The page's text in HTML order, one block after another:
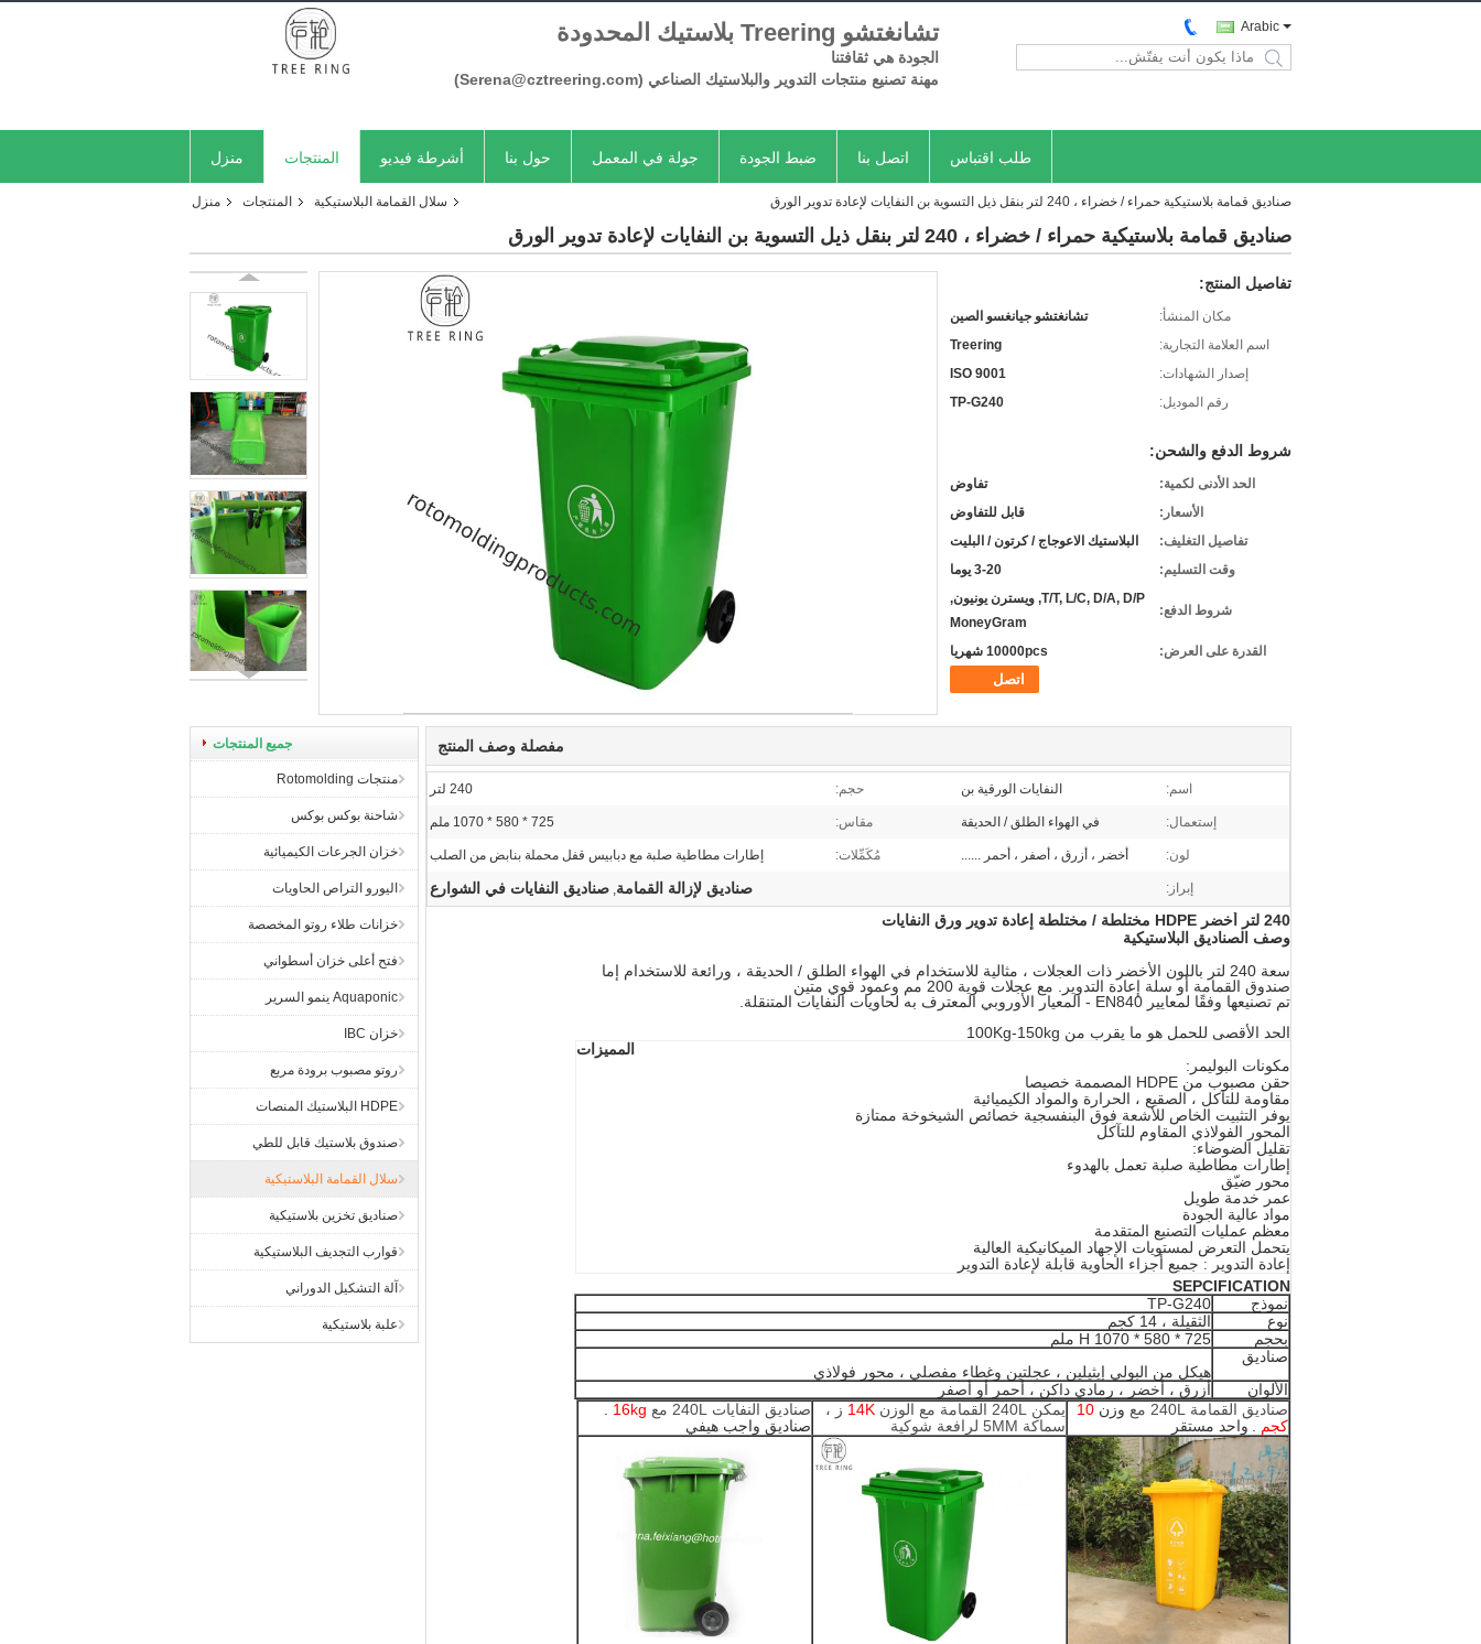
تشانغتشو Treering بلاستيك المحدودة
الجودة هي ثقافتنا
مهنة تصنيع منتجات التدوير والبلاستيك الصناعي (Serena@cztreering.com)
Arabic
search
منزل المنتجات أشرطة فيديو حول بنا جولة في المعمل ضبط الجودة اتصل بنا طلب اقتباس
منزل المنتجات سلال القمامة البلاستيكية صناديق قمامة بلاستيكية حمراء / خضراء ، 240 لتر بنقل ذيل التسوية بن النفايات لإعادة تدوير الورق
صناديق قمامة بلاستيكية حمراء / خضراء ، 240 لتر بنقل ذيل التسوية بن النفايات لإعادة تدوير الورق
تفاصيل المنتج:
مكان المنشأ:
تشانغتشو جيانغسو الصين
اسم العلامة التجارية:
Treering
إصدار الشهادات:
ISO 9001
رقم الموديل:
TP-G240
شروط الدفع والشحن:
الحد الأدنى لكمية:
تفاوض
الأسعار:
قابل للتفاوض
تفاصيل التغليف:
البلاستيك الاعوجاج / كرتون / البليت
وقت التسليم:
3-20 يوما
شروط الدفع:
T/T, L/C, D/A, D/P, ويسترن يونيون,
MoneyGram
القدرة على العرض:
10000pcs شهريا
اتصل
جميع المنتجات
منتجات Rotomolding
شاحنة بوكس ​​بوكس
خزان الجرعات الكيميائية
اليورو التراص الحاويات
خزانات طلاء روتو المخصصة
فتح أعلى خزان أسطواني
Aquaponic ينمو السرير
خزان IBC
روتو مصبوب برودة مربع
HDPE البلاستيك المنصات
صندوق بلاستيك قابل للطي
سلال القمامة البلاستيكية
صناديق تخزين بلاستيكية
قوارب التجديف البلاستيكية
آلة التشكيل الدوراني
علبة بلاستيكية
مفصلة وصف المنتج
اسم: النفايات الورقية بن حجم: 240 لتر
إستعمال: في الهواء الطلق / الحديقة مقاس: 725 * 580 * 1070 ملم
لون: أخضر ، أزرق ، أصفر ، أحمر ...... مُكَمِّلات: إطارات مطاطية صلبة مع دبابيس قفل محملة بنابض من الصلب
إبراز: صناديق لإزالة القمامة, صناديق النفايات في الشوارع
240 لتر أخضر HDPE مختلطة / مختلطة إﻋﺎدة ﺗدوﯾر ورق اﻟﻧﻔﺎﯾﺎت
وصف الصناديق البلاستيكية
سعة 240 لتر باللون الأخضر ذات العجلات ، مثالية للاستخدام في الهواء الطلق / الحديقة ، ورائعة للاستخدام إما
صندوق القمامة أو سلة إعادة التدوير.
مع عجلات قوية 200 مم وعمود قوي متين
تم تصنيعها وفقًا لمعايير EN840 - المعيار الأوروبي المعترف به لحاويات النفايات المتنقلة.
الحد الأقصى للحمل هو ما يقرب من 100Kg-150kg
المميزات
مكونات البوليمر:
حقن مصبوب من HDPE المصممة خصيصا
مقاومة للتآكل ، الصقيع ، الحرارة والمواد الكيميائية
يوفر التثبيت الخاص للأشعة فوق البنفسجية خصائص الشيخوخة ممتازة
المحور الفولاذي المقاوم للتآكل
تقليل الضوضاء:
إطارات مطاطية صلبة تعمل بالهدوء
محور ضيّق
عمر خدمة طويل
مواد عالية الجودة
معظم عمليات التصنيع المتقدمة
يتحمل التعرض لمستويات الإجهاد الميكانيكية العالية
إعادة التدوير : جميع أجزاء الحاوية قابلة لإعادة التدوير
SEPCIFICATION
نموذج
TP-G240
نوع
الثقيلة ، 14 كجم
بحجم
725 * 580 * H 1070 ملم
صناديق
هيكل من البولي إيثيلين ، عجلتين وغطاء مفصلي ، محور فولاذي
الألوان
أزرق ، أخضر ، رمادي داكن ، أحمر أو أصفر
صناديق القمامة 240L مع
وزن 10
كجم
واحد مستقر
يمكن 240L القمامة مع الوزن 14K ز ،
سماكة 5MM لرافعة شوكية
صناديق النفايات 240L مع 16kg
صناديق واجب هيفي